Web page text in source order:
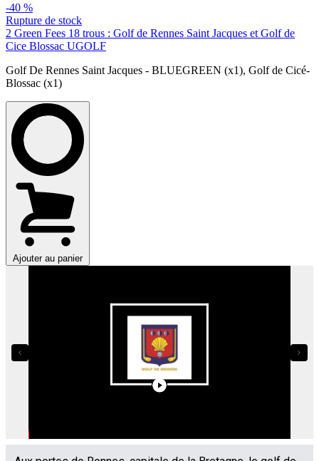
-40 %
Rupture de stock
2 Green Fees 18 trous : Golf de Rennes Saint Jacques et Golf de
Cice Blossac UGOLF
Golf De Rennes Saint Jacques - BLUEGREEN (x1), Golf de Cicé-
Blossac (x1)
Ajouter au panier